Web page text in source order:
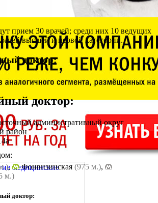
прием 30 врачей; среди них 10 ведущих
высшей и первой категории.
доктор:
доктор:
административный округ
район
, Фонвизинская (975 м.),
м.)
доктор: